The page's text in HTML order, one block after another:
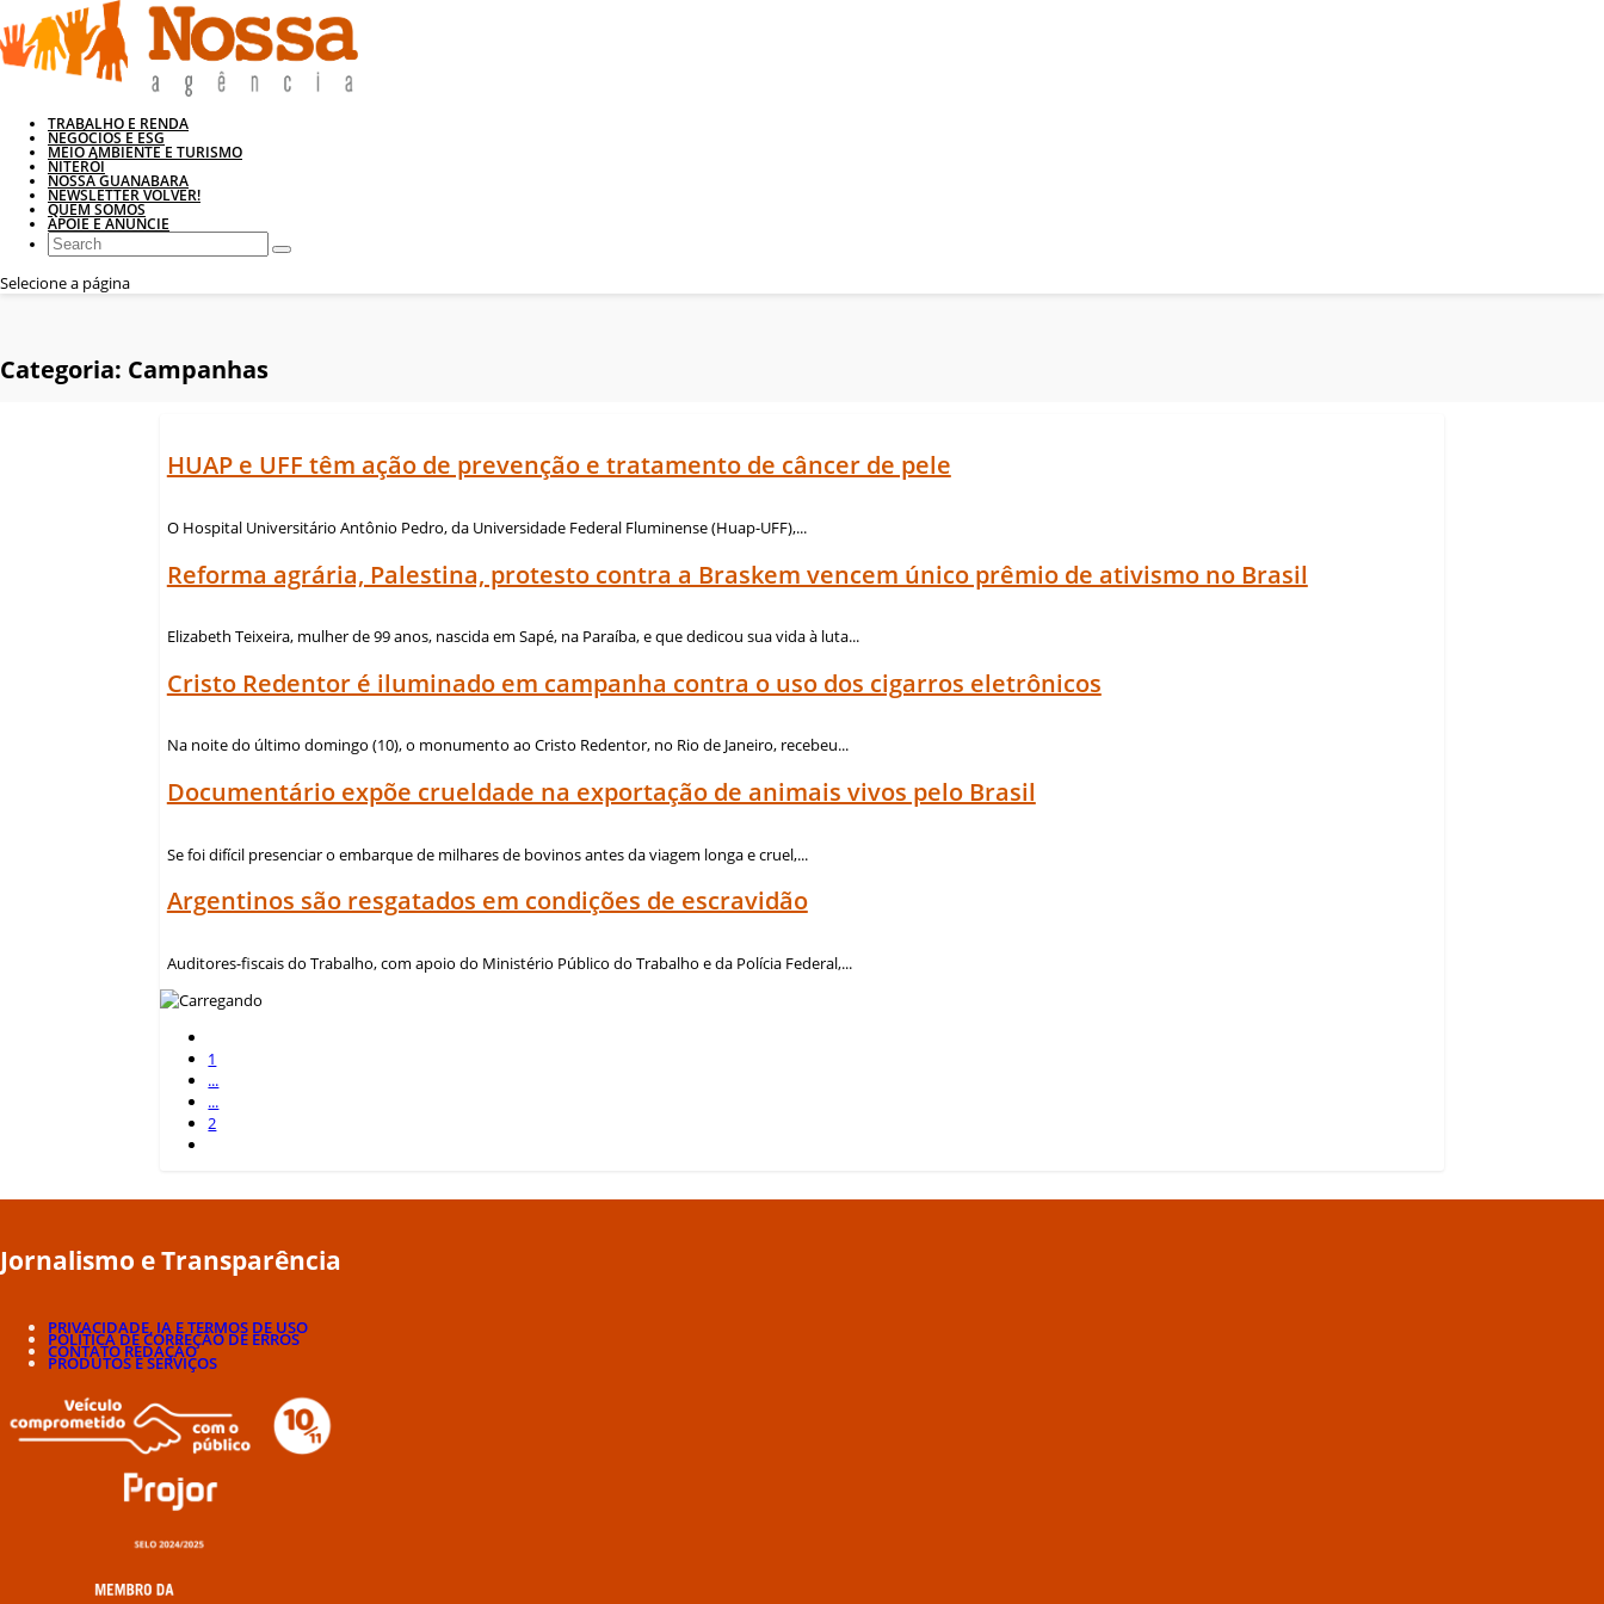
TRABALHO E RENDA
NEGÓCIOS E ESG
MEIO AMBIENTE E TURISMO
NITERÓI
NOSSA GUANABARA
NEWSLETTER VOLVER!
QUEM SOMOS
APOIE E ANUNCIE
Selecione a página
Categoria: Campanhas
HUAP e UFF têm ação de prevenção e tratamento de câncer de pele
O Hospital Universitário Antônio Pedro, da Universidade Federal Fluminense (Huap-UFF),...
Reforma agrária, Palestina, protesto contra a Braskem vencem único prêmio de ativismo no Brasil
Elizabeth Teixeira, mulher de 99 anos, nascida em Sapé, na Paraíba, e que dedicou sua vida à luta...
Cristo Redentor é iluminado em campanha contra o uso dos cigarros eletrônicos
Na noite do último domingo (10), o monumento ao Cristo Redentor, no Rio de Janeiro, recebeu...
Documentário expõe crueldade na exportação de animais vivos pelo Brasil
Se foi difícil presenciar o embarque de milhares de bovinos antes da viagem longa e cruel,...
Argentinos são resgatados em condições de escravidão
Auditores-fiscais do Trabalho, com apoio do Ministério Público do Trabalho e da Polícia Federal,...
1
...
...
2
Jornalismo e Transparência
PRIVACIDADE, IA E TERMOS DE USO
POLÍTICA DE CORREÇÃO DE ERROS
CONTATO REDAÇÃO
PRODUTOS E SERVIÇOS